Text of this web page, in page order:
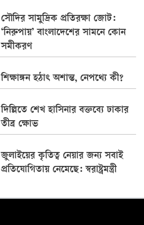
সৌদির সামুদ্রিক প্রতিরক্ষা জোট:
‘নিরুপায়’ বাংলাদেশের সামনে কোন
সমীকরণ
শিক্ষাঙ্গন হঠাৎ অশান্ত, নেপথ্যে কী?
দিল্লিতে শেখ হাসিনার বক্তব্যে ঢাকার
তীব্র ক্ষোভ
জুলাইয়ের কৃতিত্ব নেয়ার জন্য সবাই
প্রতিযোগিতায় নেমেছে: স্বরাষ্ট্রমন্ত্রী